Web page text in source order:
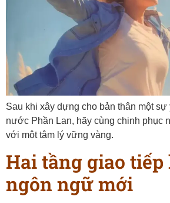
Sau khi xây dựng cho bản thân một
nước Phần Lan, hãy cùng chinh phục
với một tâm lý vững vàng.
Hai tầng giao
ngôn ngữ mới